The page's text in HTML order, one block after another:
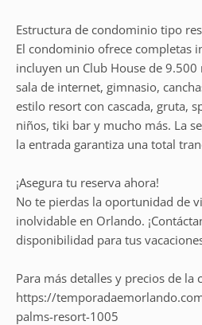
Estructura de condominio tipo
El condominio ofrece completas
incluyen un Club House de 9.500
sala de internet, gimnasio,
estilo resort con cascada, gruta,
niños, tiki bar y mucho más. La
la entrada garantiza una total
¡Asegura tu reserva ahora!
No te pierdas la oportunidad de
inolvidable en Orlando.
disponibilidad para tus
Para más detalles y precios de la
https://
palms-resort-1005